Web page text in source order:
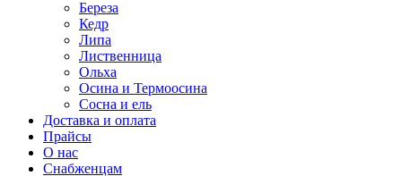
Береза
Кедр
Липа
Лиственница
Ольха
Осина и Термоосина
Сосна и ель
Доставка и оплата
Прайсы
О нас
Снабженцам